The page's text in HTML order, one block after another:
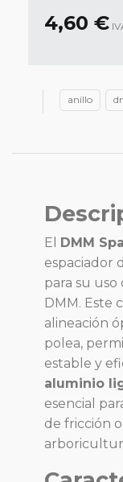
4,60 €
anillo
El DMM
espaciador
para su uso
DMM. Este
alineación
polea,
estable y
aluminio
esencial
de fricción